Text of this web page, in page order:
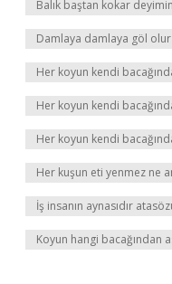
Balık baştan kokar
Damlaya damlaya göl
Her koyun kendi
Her koyun kendi
Her koyun kendi
Her kuşun eti yenmez ne
İş insanın aynasıdır
Koyun hangi bacağından